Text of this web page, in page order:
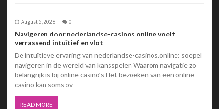
August 5, 2026 0
Navigeren door nederlandse-casinos.online voelt
verrassend intuïtief en vlot
De intuïtieve ervaring van nederlandse-casinos.online: soepel
navigeren in de wereld van kansspelen Waarom navigatie zo
belangrijk is bij online casino’s Het bezoeken van een online
casino kan soms ov
READ MORE